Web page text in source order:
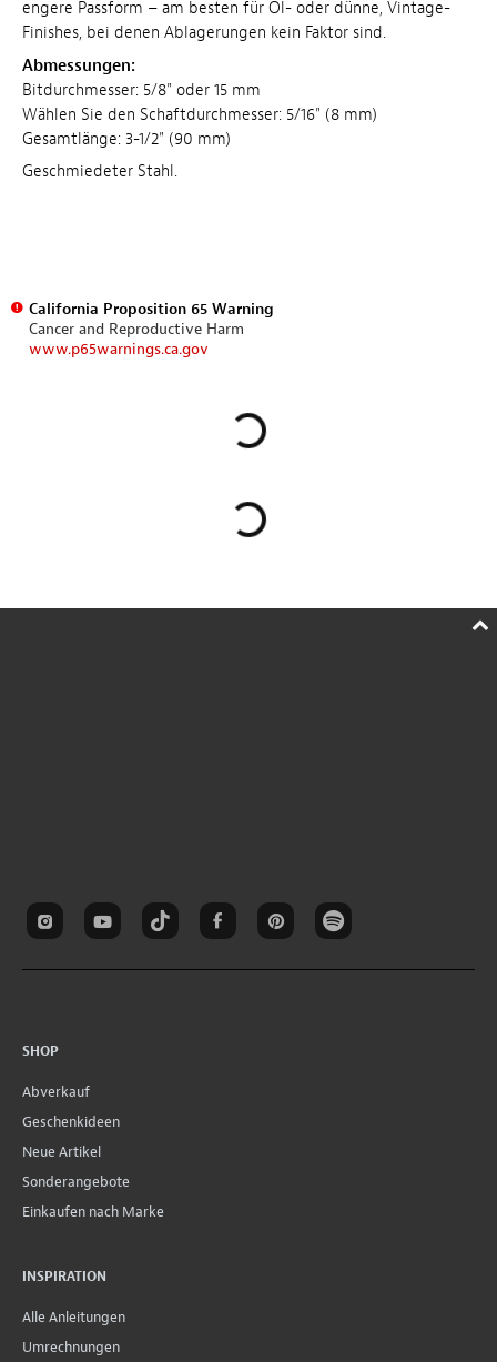
engere Passform – am besten für Öl- oder dünne, Vintage-
Finishes, bei denen Ablagerungen kein Faktor sind.
Abmessungen:
Bitdurchmesser: 5/8" oder 15 mm
Wählen Sie den Schaftdurchmesser: 5/16" (8 mm)
Gesamtlänge: 3-1/2" (90 mm)
Geschmiedeter Stahl.
California Proposition 65 Warning
Cancer and Reproductive Harm
www.p65warnings.ca.gov
SHOP
Abverkauf
Geschenkideen
Neue Artikel
Sonderangebote
Einkaufen nach Marke
INSPIRATION
Alle Anleitungen
Umrechnungen